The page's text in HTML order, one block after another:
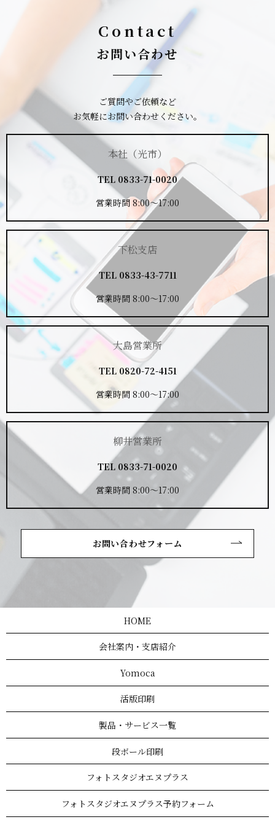
Contact
お問い合わせ
ご質問やご依頼など
お気軽にお問い合わせください。
本社（光市）
TEL 0833-71-0020
営業時間 8:00～17:00
下松支店
TEL 0833-43-7711
営業時間 8:00～17:00
大島営業所
TEL 0820-72-4151
営業時間 8:00～17:00
柳井営業所
TEL 0833-71-0020
営業時間 8:00～17:00
お問い合わせフォーム
HOME
会社案内・支店紹介
Yomoca
活版印刷
製品・サービス一覧
段ボール印刷
フォトスタジオエヌプラス
フォトスタジオエヌプラス予約フォーム